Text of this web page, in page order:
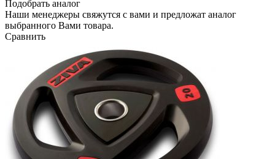
Подобрать аналог
Наши менеджеры свяжутся с вами и предложат аналог
выбранного Вами товара.
Сравнить